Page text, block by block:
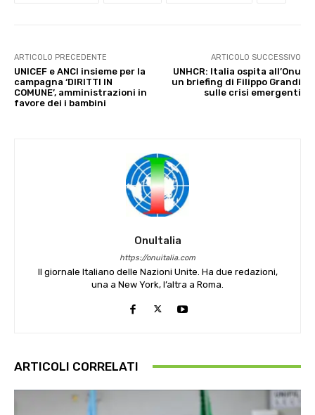
ARTICOLO PRECEDENTE
UNICEF e ANCI insieme per la
campagna ‘DIRITTI IN
COMUNE’, amministrazioni in
favore dei i bambini
ARTICOLO SUCCESSIVO
UNHCR: Italia ospita all’Onu
un briefing di Filippo Grandi
sulle crisi emergenti
OnuItalia
https://onuitalia.com
Il giornale Italiano delle Nazioni Unite. Ha due redazioni,
una a New York, l’altra a Roma.
ARTICOLI CORRELATI